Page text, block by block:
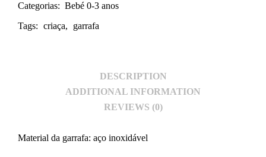
Categorias: Bebé 0-3 anos
Tags: criaça, garrafa
DESCRIPTION
ADDITIONAL INFORMATION
REVIEWS (0)
Material da garrafa: aço inoxidável